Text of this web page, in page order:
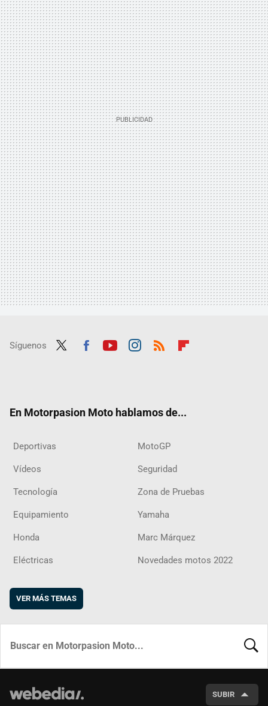
Síguenos
En Motorpasion Moto hablamos de...
Deportivas MotoGP
Vídeos Seguridad
Tecnología Zona de Pruebas
Equipamiento Yamaha
Honda Marc Márquez
Eléctricas Novedades motos 2022
VER MÁS TEMAS
SUBIR